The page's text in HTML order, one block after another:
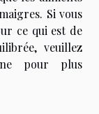
Si vous
ce qui est de
veuillez
pour plus